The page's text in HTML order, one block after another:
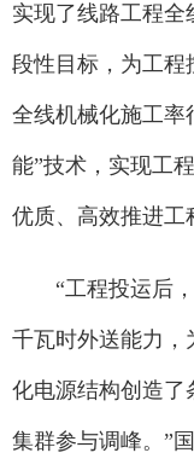
实现了线路工程全
段性目标，为工程
全线机械化施工率
能”技术，实现工
优质、高效推进工
“工程投运后，
千瓦时外送能力，
化电源结构创造了
集群参与调峰。”